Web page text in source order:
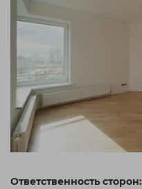
Ответственность сторон: